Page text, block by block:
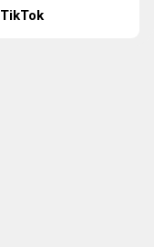
TikTok